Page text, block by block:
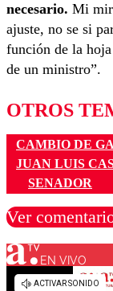
necesario. Mi
ajuste, no se si
función de la
de un ministro”.
OTROS
CAMBIO DE
JUAN LUIS
SENADOR
Ver
Los
EN VIVO